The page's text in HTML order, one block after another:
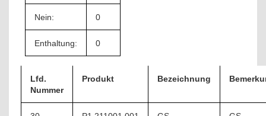
Nein: 0
Enthaltung: 0
Lfd.
Nummer
Produkt Bezeichnung